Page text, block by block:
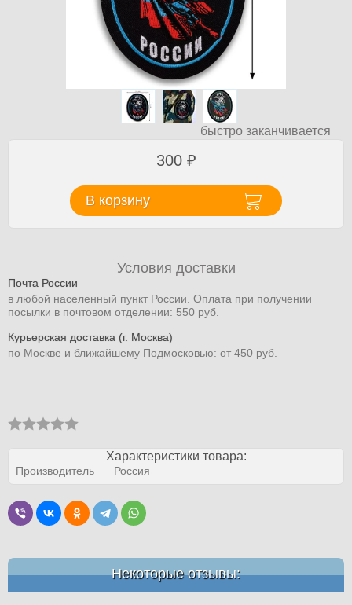
быстро заканчивается
300 ₽
В корзину
Условия доставки
Почта России
в любой населенный пункт России. Оплата при получении
посылки в почтовом отделении: 550 руб.
Курьерская доставка (г. Москва)
по Москве и ближайшему Подмосковью: от 450 руб.
Характеристики товара:
Производитель Россия
Некоторые отзывы: